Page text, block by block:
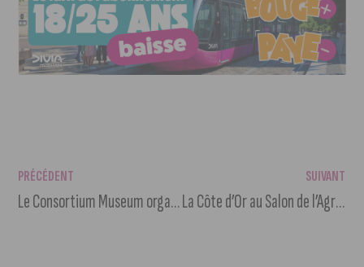
PRÉCÉDENT
Le Consortium Museum organise des visites adaptées en LSF
SUIVANT
La Côte d’Or au Salon de l’Agriculture 2022